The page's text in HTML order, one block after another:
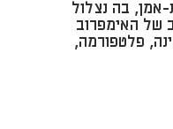
אמן, בה נצלול
של האימפרוב
פלטפורמה,